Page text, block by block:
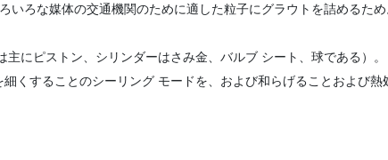
ろな媒体の交通機関のために適した粒子にグラウトを詰めるた
にピストン、シリンダーはさみ金、バルブ シート、球である）。
くすることのシーリング モードを、および和らげることおよび熱